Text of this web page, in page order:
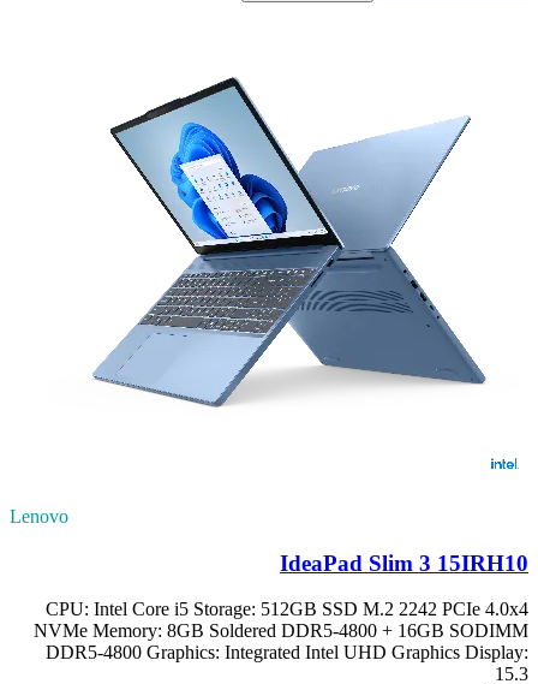
Lenovo
IdeaPad Slim 3 15IRH10
CPU: Intel Core i5 Storage: 512GB SSD M.2 2242 PCIe 4.0x4
NVMe Memory: 8GB Soldered DDR5-4800 + 16GB SODIMM
DDR5-4800 Graphics: Integrated Intel UHD Graphics Display:
15.3